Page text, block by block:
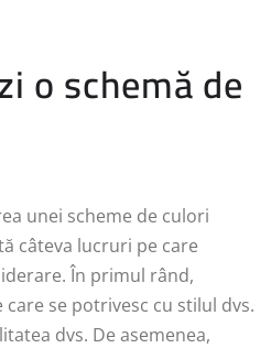
o schemă de
unei scheme de culori
câteva lucruri pe care
În primul rând,
se potrivesc cu stilul dvs.
dvs. De asemenea,